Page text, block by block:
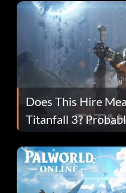
Does This Hire
Titanfall 3?
Fans Are Hopeful